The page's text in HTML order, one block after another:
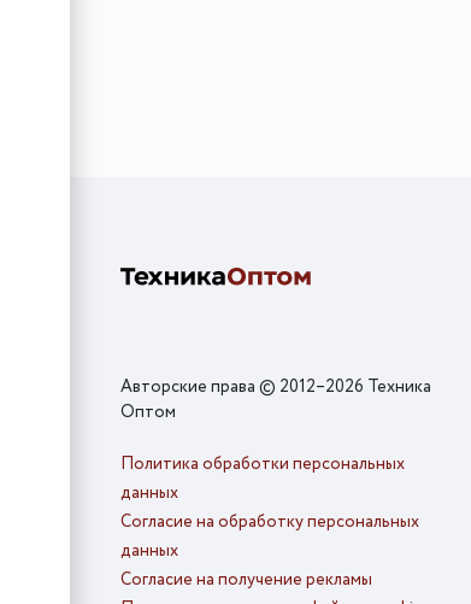
Авторские права © 2012–2026 Техника
Оптом
Политика обработки персональных
данных
Согласие на обработку персональных
данных
Согласие на получение рекламы